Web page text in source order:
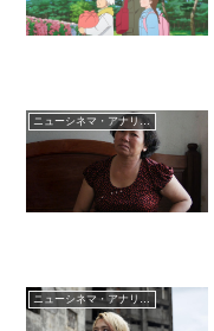
ニューシネマ・アナリティクス
ニューシネマ・アナリティクス